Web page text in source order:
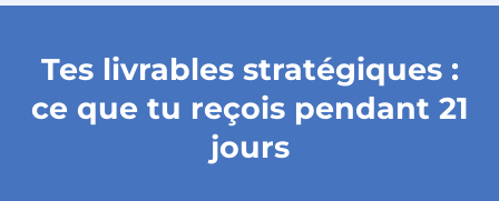
Tes livrables stratégiques :
ce que tu reçois pendant 21
jours